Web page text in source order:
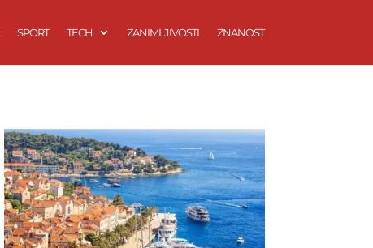
SPORT TECH ZANIMLJIVOSTI ZNANOST